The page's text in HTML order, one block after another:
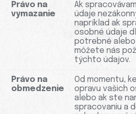
Právo na
vymazanie
Ak
údaje
napríklad ak
osobné údaje
potrebné
môžete nás
týchto údajov.
Právo na
obmedzenie
Od momentu,
opravu vašich
alebo ak ste
spracovaniu a